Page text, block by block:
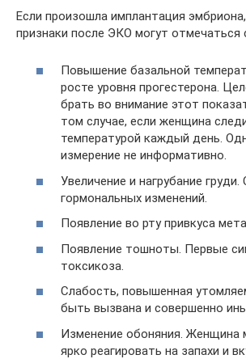
Если произошла имплантация
признаки после ЭКО могут
Повышение базальной
росте уровня прогестерона.
брать во внимание этот
том случае, если женщина
температурой каждый день.
измерение не информативно.
Увеличение и нагрубание
гормональных изменений.
Появление во рту привкуса
Появление тошноты. Первые
токсикоза.
Слабость, повышенная
быть вызвана и совершенно
Изменение обоняния. Женщина
ярко реагировать на запахи и